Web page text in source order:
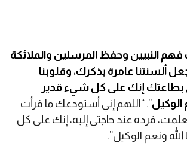
فهم النبيين وحفظ المرسلين والملائكة
ألسنتنا عامرة بذكرك، وقلوبنا
إنك على كل شيء قدير
الوكيل”. “اللهم إني أستودعك ما قرأت
فرده عند حاجتي إليه، إنك على كل
ونعم الوكيل”.